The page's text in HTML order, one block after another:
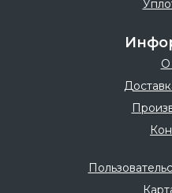
О